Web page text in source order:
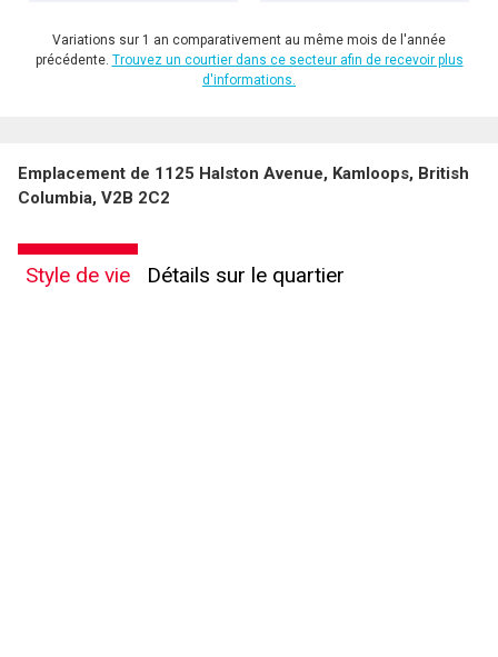
Variations sur 1 an comparativement au même mois de l'année
précédente. Trouvez un courtier dans ce secteur afin de recevoir plus
d'informations.
Emplacement de 1125 Halston Avenue, Kamloops, British
Columbia, V2B 2C2
Style de vie Détails sur le quartier